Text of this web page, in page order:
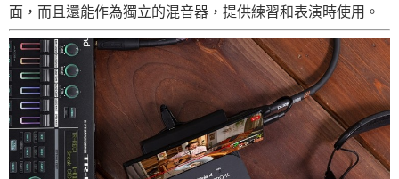
面，而且還能作為獨立的混音器，提供練習和表演時使用。